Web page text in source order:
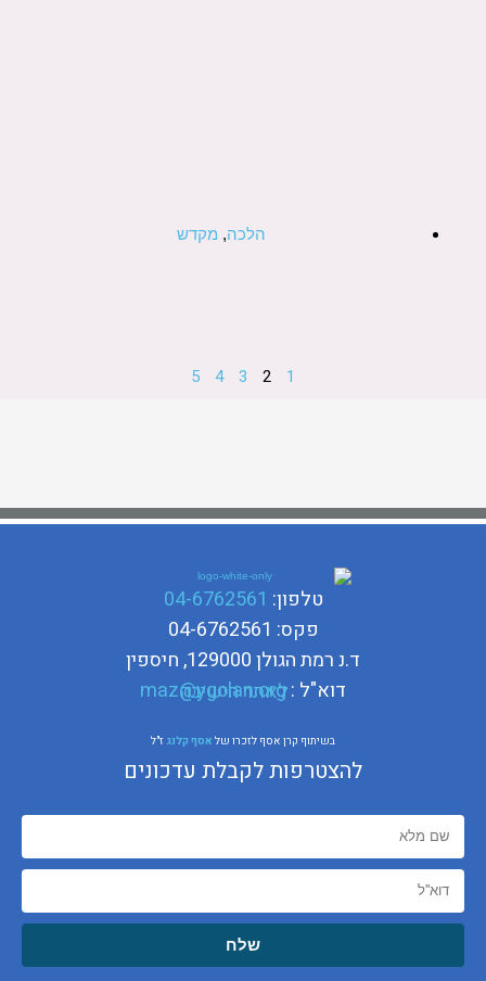
הלכה, מקדש
1
2
3
4
5
טלפון: 04-6762561
פקס: 04-6762561
ד.נ רמת הגולן 129000, חיספין
דוא"ל :maz@ygolan.org
לאתר הישיבה
בשיתוף קרן אסף לזכרו של אסף קלנגז"ל
להצטרפות לקבלת עדכונים